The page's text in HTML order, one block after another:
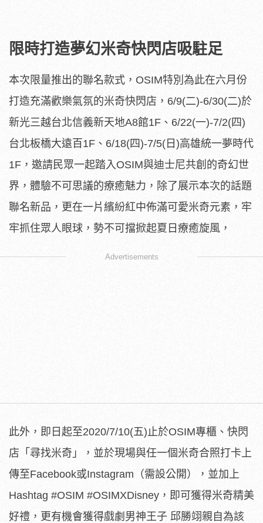
限時打造夢幻米奇快閃店吸駐足
本次限量推出的聯名款式，OSIM特別為此在六月份
打造充滿歡樂氣氛的米奇快閃店，6/9(二)-6/30(二)於
新光三越台北信義新天地A8館1F、6/22(一)-7/2(四)
台北板橋大遠百1F、6/18(四)-7/5(日)高雄統一夢時代
1F，邀請民眾一起踏入OSIM與迪士尼共創的奇幻世
界，體驗不可思議的療癒魅力，除了展示本次的話題
聯名新品，更在一片繽紛紅中佈滿可愛米奇元素，牢
牢抓住眾人眼球，勢不可擋掀起夏日療癒旋風，
Advertisements
此外，即日起至2020/7/10(五)止於OSIM專櫃、快閃
店「尋找米奇」，並於現場與任一個米奇合照打卡上
傳至Facebook或Instagram（需設公開），並加上
Hashtag #OSIM #OSIMXDisney，即可獲得米奇精美
好禮，更有機會獲得戲劇男神王子 邱勝翊親自為該